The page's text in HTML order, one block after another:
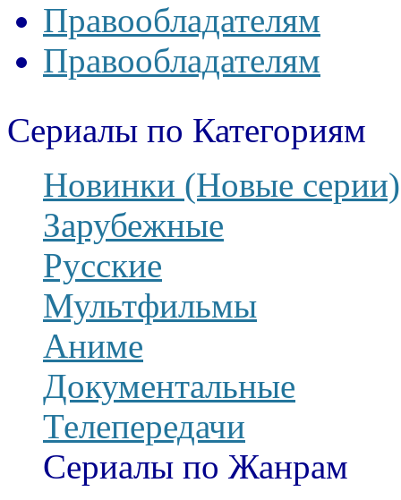
Правообладателям
Правообладателям
Сериалы по Категориям
Новинки (Новые серии)
Зарубежные
Русские
Мультфильмы
Аниме
Документальные
Телепередачи
Сериалы по Жанрам